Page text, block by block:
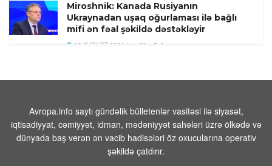
Miroshnik: Kanada Rusiyanın
Ukraynadan uşaq oğurlaması ilə bağlı
mifi ən fəal şəkildə dəstəkləyir
08 AVQUST 2026 / 11:58 8
maddə ələ keçirilib
Tehranın buna münasibət bildirmə və
lazım gələrsə, üzr də istəməılidir
08 AVQUST 2026 / 11:19 5
Avropa.info saytı gündəlik bülletenlər vasitəsi ilə siyasət,
iqtisadiyyat, cəmiyyət, idman, mədəniyyət sahələri üzrə ölkədə və
dünyada baş verən ən vacib hadisələri öz oxucularına operativ
şəkildə çatdırır.